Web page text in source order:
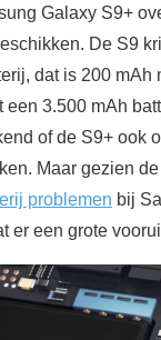
Galaxy S9+
De S9
dat is 200 mAh
een 3.500 mAh
of de S9+ ook
Maar gezien
problemen bij
er een grote